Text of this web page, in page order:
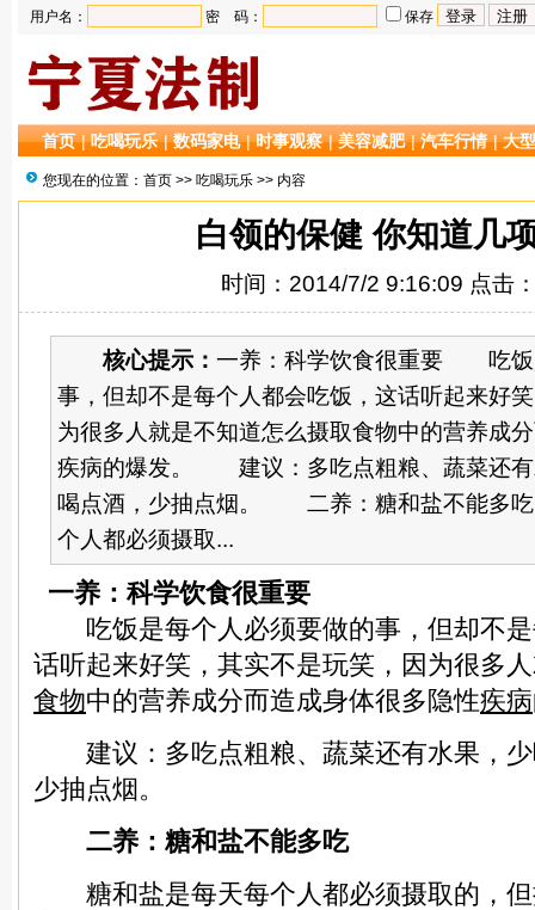
用户名： 密 码： 保存
首页 |吃喝玩乐 |数码家电 |时事观察 |美容减肥 |汽车行情 |大
您现在的位置： 首页 >> 吃喝玩乐 >> 内容
白领的保健 你知道几
时间：2014/7/2 9:16:09 点击
核心提示： 一养：科学饮食很重要 吃饭
事，但却不是每个人都会吃饭，这话听起来好
为很多人就是不知道怎么摄取食物中的营养成
疾病的爆发。 建议：多吃点粗粮、蔬菜还有
喝点酒，少抽点烟。 二养：糖和盐不能
个人都必须摄取...
一养：科学饮食很重要
吃饭是每个人必须要做的事，但却不是
话听起来好笑，其实不是玩笑，因为很多
食物中的营养成分而造成身体很多隐性疾病
建议：多吃点粗粮、蔬菜还有水果，少
少抽点烟。
二养：糖和盐不能多吃
糖和盐是每天每个人都必须摄取的，但